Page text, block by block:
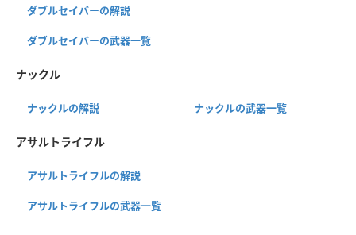
ダブルセイバーの解説
ダブルセイバーの武器一覧
ナックル
ナックルの解説 ナックルの武器一覧
アサルトライフル
アサルトライフルの解説
アサルトライフルの武器一覧